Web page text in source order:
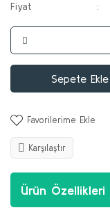
Fiyat
Sepete Ekle
Karşılaştır
Ürün Özellikleri